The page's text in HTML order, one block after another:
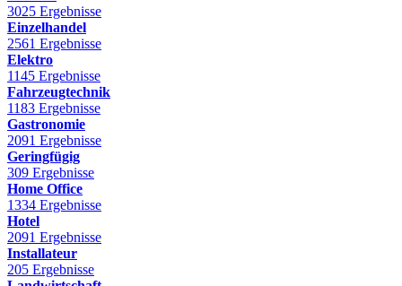
3025 Ergebnisse
Einzelhandel
2561 Ergebnisse
Elektro
1145 Ergebnisse
Fahrzeugtechnik
1183 Ergebnisse
Gastronomie
2091 Ergebnisse
Geringfügig
309 Ergebnisse
Home Office
1334 Ergebnisse
Hotel
2091 Ergebnisse
Installateur
205 Ergebnisse